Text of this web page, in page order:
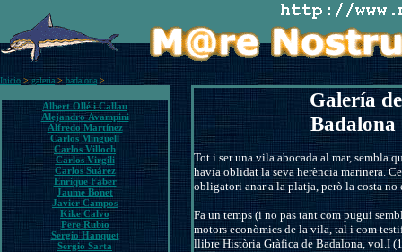
Inicio >galeria>badalona >
Albert Ollé i Callau
Alejandro Avampini
Alfredo Martínez
Carlos Minguell
Carlos Villoch
Carlos Virgili
Carlos Suárez
Enrique Faber
Jaume Bonet
Javier Campos
Kike Calvo
Pere Rubio
Sergio Hanquet
Sergio Sarta
Galería
Badalona
Tot i ser una vila abocada al mar, sembla
havía oblidat la seva herència marinera.
obligatori anar a la platja, però la costa no
Fa un temps (i no pas tant com pugui
motors econòmics de la vila, tal i com
llibre Història Gràfica de Badalona, vol.I